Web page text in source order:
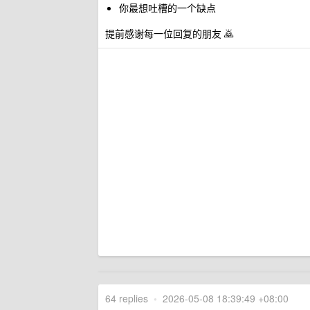
你最想吐槽的一个缺点
提前感谢每一位回复的朋友 🙇
64 replies • 2026-05-08 18:39:49 +08:00